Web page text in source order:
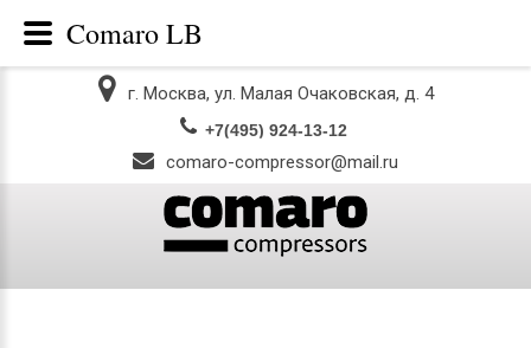
г. Москва, ул. Малая Очаковская, д. 4
comaro-compressor@mail.ru
Comaro LB